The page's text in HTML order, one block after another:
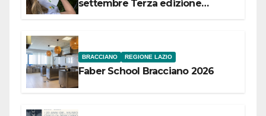
settembre Terza edizione
BRACCIANO REGIONE LAZIO
Faber School Bracciano 2026